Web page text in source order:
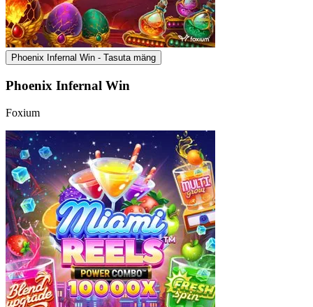
Phoenix Infernal Win - Tasuta mäng
Phoenix Infernal Win
Foxium